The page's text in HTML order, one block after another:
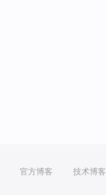
官方博客 技术博客